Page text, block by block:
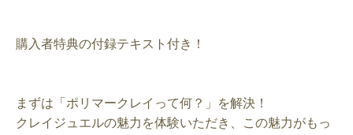
購入者特典の付録テキスト付き！
まずは「ポリマークレイって何？」を解決！
クレイジュエルの魅力を体験いただき、この魅力がもっ